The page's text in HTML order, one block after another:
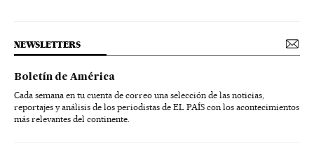
NEWSLETTERS
Boletín de América
Cada semana en tu cuenta de correo una selección de las noticias,
reportajes y análisis de los periodistas de EL PAÍS con los acontecimientos
más relevantes del continente.